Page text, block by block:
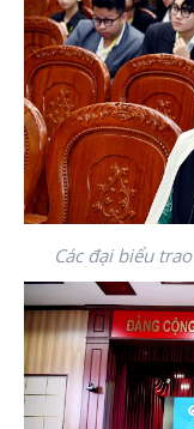
Các đại biểu